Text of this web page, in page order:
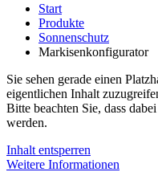
Start
Produkte
Sonnenschutz
Markisenkonfigurator
Sie sehen gerade einen
eigentlichen Inhalt
Bitte beachten Sie, dass
werden.
Inhalt entsperren
Weitere Informationen